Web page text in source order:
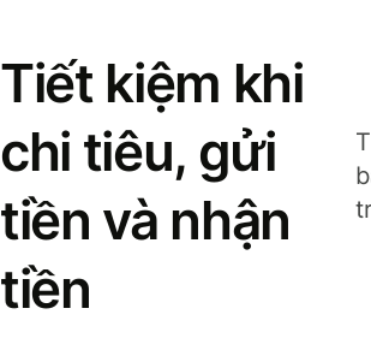
Tiết kiệm khi
chi tiêu, gửi
tiền và nhận
tiền